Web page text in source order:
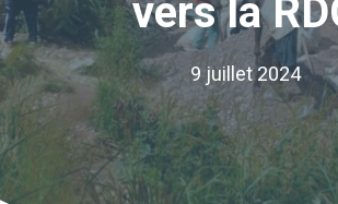
vers la
9 juillet 2024